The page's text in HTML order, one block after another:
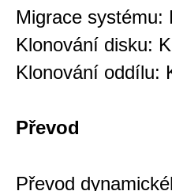
Migrace systému:
Klonování disku:
Klonování oddílu:
Převod
Převod